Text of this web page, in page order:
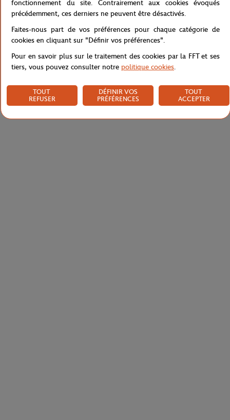
Référence :L6023SRG-410-TU
Caractéristiques
Livraison et retours
fonctionnement du site. Contrairement aux cookies évoqués
précédemment, ces derniers ne peuvent être désactivés.
Faites-nous part de vos préférences pour chaque catégorie de
cookies en cliquant sur "Définir vos préférences".
Pour en savoir plus sur le traitement des cookies par la FFT et ses
tiers, vous pouvez consulter notre politique cookies.
TOUT
REFUSER
DÉFINIR VOS
PRÉFÉRENCES
TOUT
ACCEPTER